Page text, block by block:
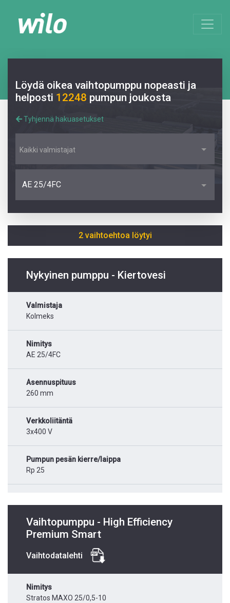
Löydä oikea vaihtopumppu nopeasti ja
helposti 12248 pumpun joukosta
Tyhjennä hakuasetukset
Kaikki valmistajat
AE 25/4FC
2 vaihtoehtoa löytyi
Nykyinen pumppu - Kiertovesi
Valmistaja
Kolmeks
Nimitys
AE 25/4FC
Asennuspituus
260 mm
Verkkoliitäntä
3x400 V
Pumpun pesän kierre/laippa
Rp 25
Vaihtopumppu - High Efficiency
Premium Smart
Vaihtodatalehti
Nimitys
Stratos MAXO 25/0,5-10